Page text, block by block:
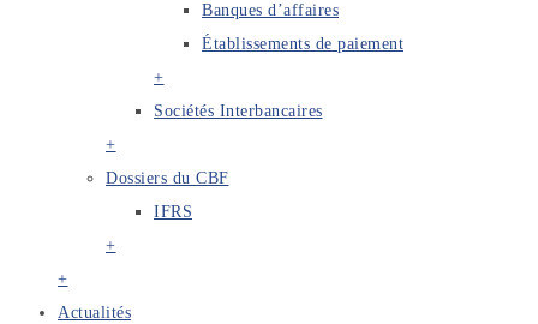
Banques d’affaires
Établissements de paiement
+
Sociétés Interbancaires
+
Dossiers du CBF
IFRS
+
+
Actualités